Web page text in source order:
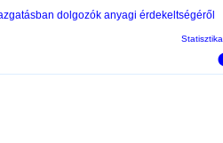
dolgozók anyagi érdekeltségéről
Statisztika